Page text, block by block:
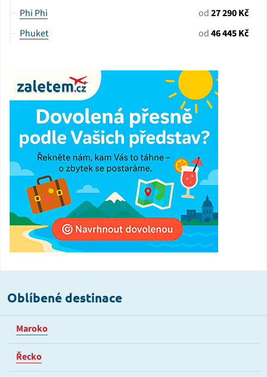
Phi Phi
od27 290 Kč
Phuket
od46 445 Kč
Oblíbené destinace
Maroko
Řecko